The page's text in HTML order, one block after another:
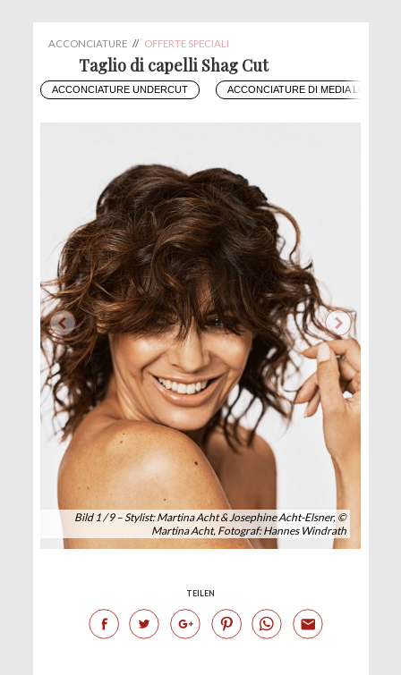
ACCONCIATURE // OFFERTE SPECIALI
Taglio di capelli Shag Cut
ACCONCIATURE UNDERCUT ACCONCIATURE DI MEDIA
Bild 1 / 9 – Stylist: Martina Acht & Josephine Acht-Elsner, ©
Martina Acht, Fotograf: Hannes Windrath
TEILEN